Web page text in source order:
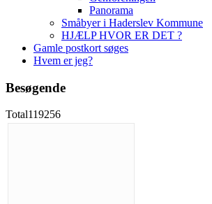
Panorama
Småbyer i Haderslev Kommune
HJÆLP HVOR ER DET ?
Gamle postkort søges
Hvem er jeg?
Besøgende
Total119256